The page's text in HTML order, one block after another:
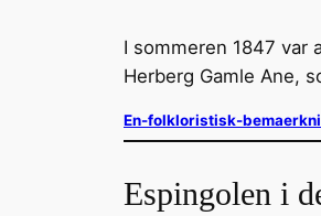
I sommeren 1847
Herberg Gamle Ane,
En-folkloristisk-
Espingolen i